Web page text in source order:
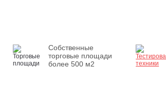
Собственные
торговые площади
более 500 м2